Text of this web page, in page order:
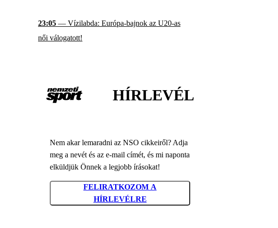
23:05 — Vízilabda: Európa-bajnok az U20-as
női válogatott!
HÍRLEVÉL
Nem akar lemaradni az NSO cikkeiről? Adja
meg a nevét és az e-mail címét, és mi naponta
elküldjük Önnek a legjobb írásokat!
FELIRATKOZOM A
HÍRLEVÉLRE